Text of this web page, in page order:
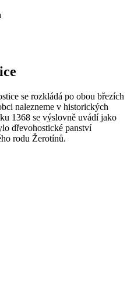
se rozkládá po obou březích
nalezneme v historických
1368 se výslovně uvádí jako
dřevohostické panství
rodu Žerotínů.